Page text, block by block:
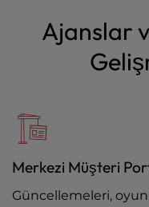
Ajanslar
Merkezi Müşteri
Güncellemeleri, oyun